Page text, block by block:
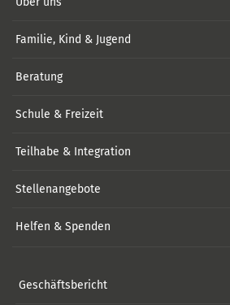
Familie, Kind & Jugend
Beratung
Schule & Freizeit
Teilhabe & Integration
Stellenangebote
Helfen & Spenden
Geschäftsbericht